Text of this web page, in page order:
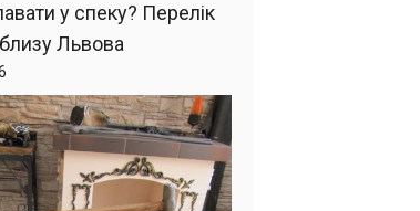
у спеку? Перелік
Львова